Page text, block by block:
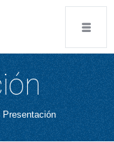
Presentación